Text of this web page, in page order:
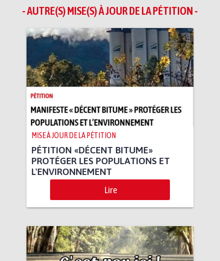
- AUTRE(S) MISE(S) À JOUR DE LA PÉTITION -
MISE À JOUR DE LA PÉTITION
PÉTITION «DÉCENT BITUME»
PROTÉGER LES POPULATIONS ET
L'ENVIRONNEMENT
Lire